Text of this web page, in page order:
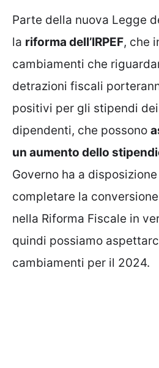
Parte della nuova Legge
la riforma dell’IRPEF, che
cambiamenti che
detrazioni fiscali
positivi per gli stipendi
dipendenti, che possono
un aumento dello
Governo ha a
completare la
nella Riforma Fiscale in
quindi possiamo
cambiamenti per il 2024.